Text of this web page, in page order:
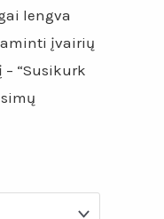
lengva
įvairių
“Susikurk